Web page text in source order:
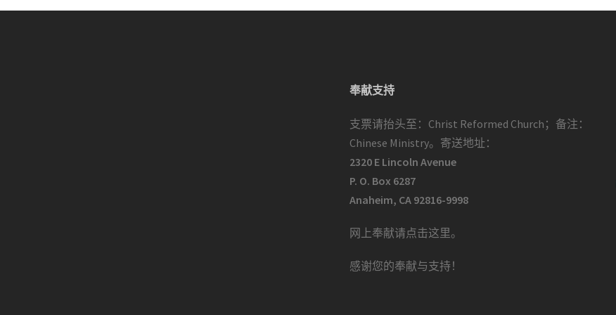
奉献支持
支票请抬头至：Christ Reformed Church；备注：
Chinese Ministry。寄送地址：
2320 E Lincoln Avenue
P. O. Box 6287
Anaheim, CA 92816-9998
网上奉献请点击这里。
感谢您的奉献与支持！